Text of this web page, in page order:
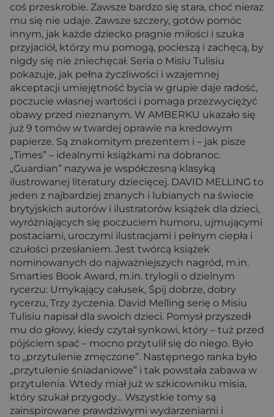
coś przeskrobie. Zawsze bardzo się stara, choć nieraz
mu się nie udaje. Zawsze szczery, gotów pomóc
innym, jak każde dziecko pragnie miłości i szuka
przyjaciół, którzy mu pomogą, pocieszą i zachęcą, by
nigdy się nie zniechęcał. Seria o Misiu Tulisiu
pokazuje, jak pełna życzliwości i wzajemnej
akceptacji umiejętność bycia w grupie daje radość,
poczucie własnej wartości i pomaga przezwyciężyć
obawy przed nieznanym. W AMBERKU ukazało się
już 9 tomów w twardej oprawie na kredowym
papierze. Są znakomitym prezentem i – jak pisze
„Times” – idealnymi książkami na dobranoc.
„Guardian” nazywa je współczesną klasyką
ilustrowanej literatury dziecięcej. DAVID MELLING to
jeden z najbardziej znanych i lubianych na świecie
brytyjskich autorów i ilustratorów książek dla dzieci,
wyróżniających się poczuciem humoru, ujmującymi
postaciami, uroczymi ilustracjami i pełnym ciepła i
czułości przesłaniem. Jest twórcą książek
nominowanych do najważniejszych nagród, m.in.
Smarties Book Award, m.in. trylogii o dzielnym
rycerzu: Umykający całusek, Śpij dobrze, dobry
rycerzu, Trzy życzenia. David Melling serię o Misiu
Tulisiu napisał dla swoich dzieci. Pomysł przyszedł
mu do głowy, kiedy czytał synkowi, który – tuż przed
pójściem spać – mocno przytulił się do niego. Było
to „przytulenie zmęczone”. Następnego ranka było
„przytulenie śniadaniowe” i tak powstała zabawa w
przytulenia. Wtedy miał już w szkicowniku misia,
który szukał przygody… Wszystkie tomy są
zainspirowane prawdziwymi wydarzeniami i